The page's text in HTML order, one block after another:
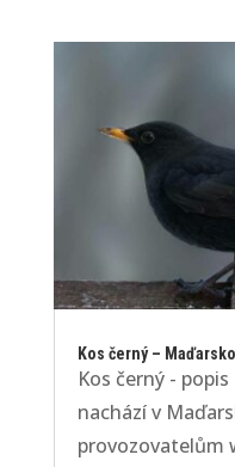
Kos černý – Maďarsko
Kos černý -
nachází v
provozovatelům